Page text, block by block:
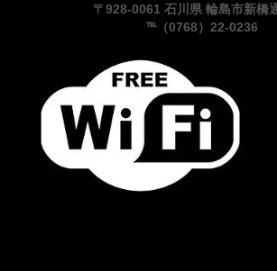
〒928-0061 石川県 輪島市新橋
℡（0768）22-0236